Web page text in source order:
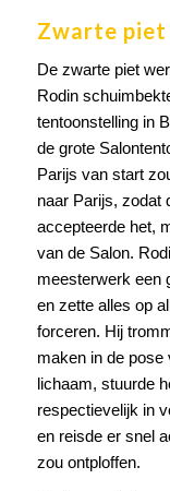
Zwarte piet
De zwarte piet
Rodin
tentoonstelling in
de grote
Parijs van start
naar Parijs, zodat
accepteerde het,
van de Salon.
meesterwerk een
en zette alles op
forceren. Hij
maken in de pose
lichaam, stuurde
respectievelijk in
en reisde er snel
zou ontploffen.